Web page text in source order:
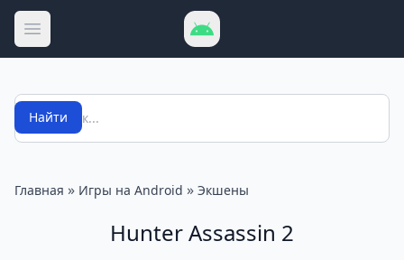
Открыть меню
Поиск
Найти
Главная » Игры на Android » Экшены
Hunter Assassin 2